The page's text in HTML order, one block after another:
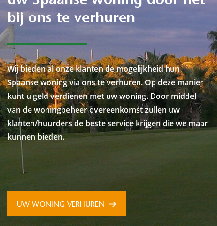
bij ons te verhuren
Wij bieden al onze klanten de mogelijkheid hun
Spaanse woning via ons te verhuren. Op deze manier
kunt u geld verdienen met uw woning. Door middel
van de woningbeheer overeenkomst zullen uw
klanten/huurders de beste service krijgen die we maar
kunnen bieden.
UW WONING VERHUREN